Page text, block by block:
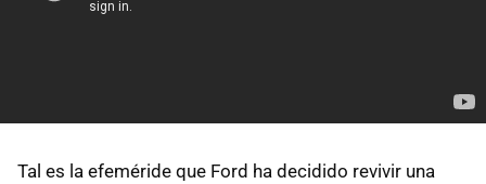
Tal es la efeméride que Ford ha decidido revivir una